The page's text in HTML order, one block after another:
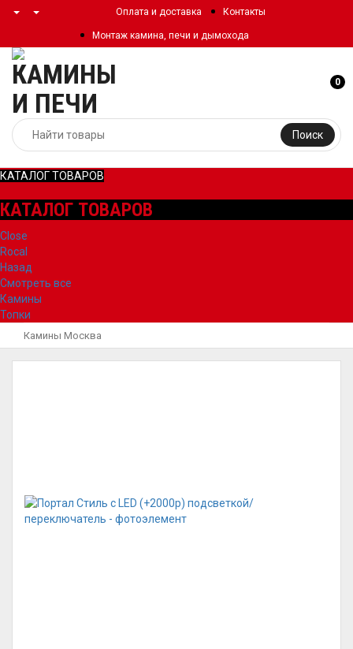
Оплата и доставка Контакты
Монтаж камина, печи и дымохода
Поиск
0
КАТАЛОГ ТОВАРОВ
КАТАЛОГ ТОВАРОВ
Close
Rocal
Назад
Смотреть все
Камины
Топки
Камины Москва